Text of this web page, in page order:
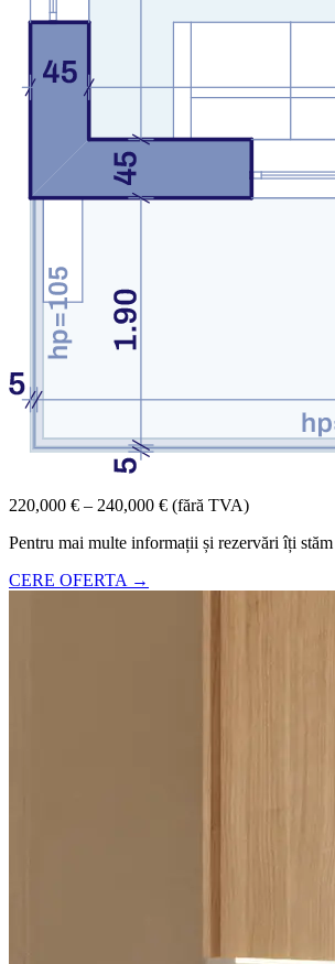
220,000 € – 240,000 € (fără TVA)
Pentru mai multe informații și rezervări îți
CERE OFERTA →